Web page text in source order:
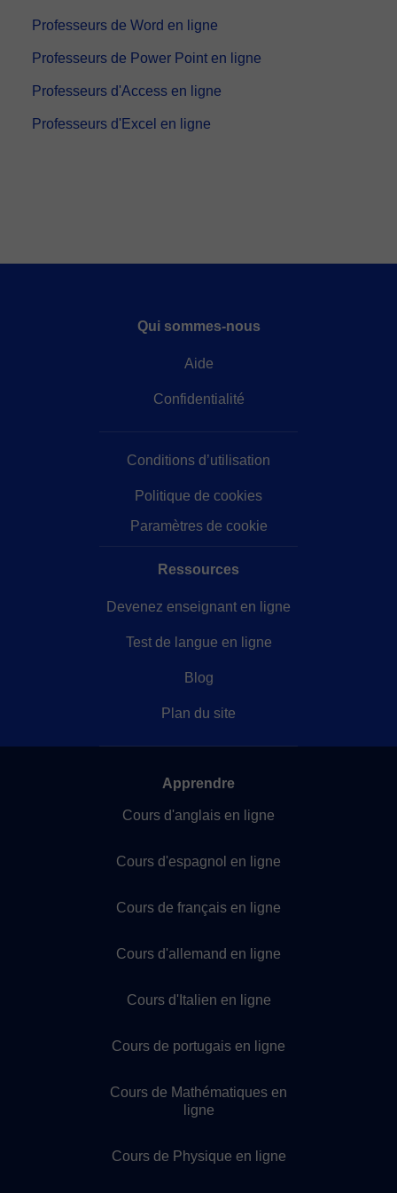
Une fois le paiement réglé, nous vous enverrons un e-mail pour
Professeurs de Word en ligne
Professeurs de Power Point en ligne
Professeurs d'Access en ligne
Professeurs d'Excel en ligne
Qui sommes-nous
Aide
Confidentialité
Conditions d’utilisation
Politique de cookies
Paramètres de cookie
Ressources
Devenez enseignant en ligne
Test de langue en ligne
Blog
Plan du site
Apprendre
Cours d'anglais en ligne
Cours d'espagnol en ligne
Cours de français en ligne
Cours d'allemand en ligne
Cours d'Italien en ligne
Cours de portugais en ligne
Cours de Mathématiques en
ligne
Cours de Physique en ligne